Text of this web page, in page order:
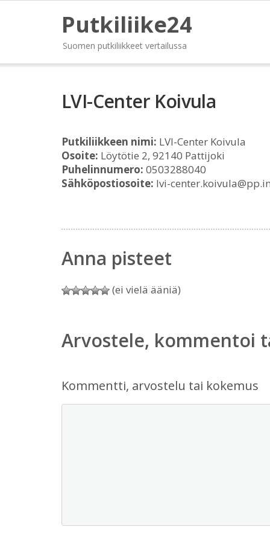
Putkiliike24
Suomen putkiliikkeet vertailussa
LVI-Center Koivula
Putkiliikkeen nimi: LVI-Center Koivula
Osoite: Löytötie 2, 92140 Pattijoki
Puhelinnumero: 0503288040
Sähköpostiosoite: lvi-
Anna pisteet
(ei vielä ääniä)
Arvostele, kommentoi
Kommentti, arvostelu tai kokemus